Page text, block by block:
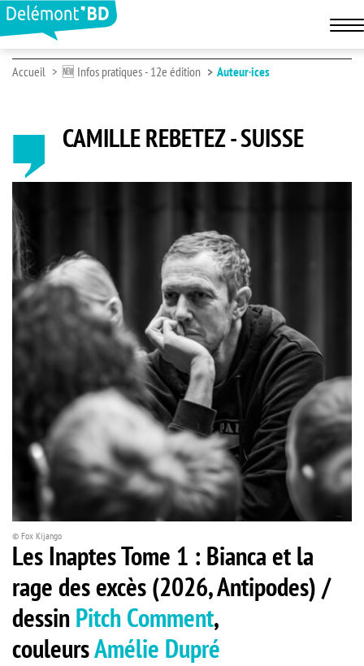
Accueil 🆕 Infos pratiques - 12e édition Auteur·ices
CAMILLE REBETEZ - SUISSE
© Fox Kijango
Les Inaptes Tome 1 : Bianca et la
rage des excès (2026, Antipodes) /
dessinPitch Comment,
couleursAmélie Dupré